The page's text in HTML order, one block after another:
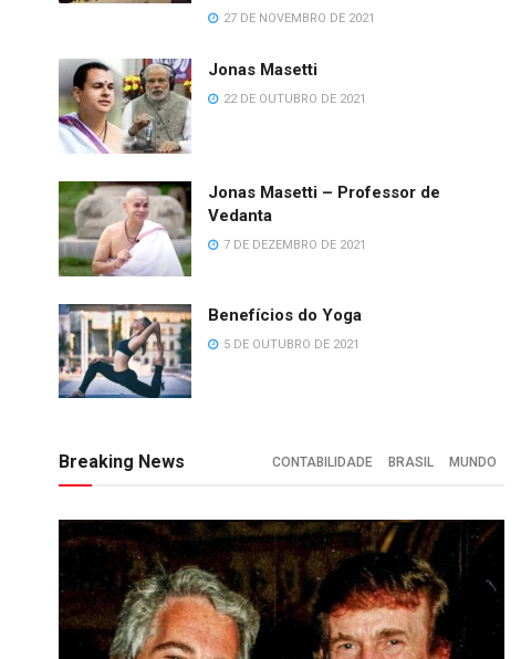
27 DE NOVEMBRO DE 2021
Jonas Masetti
22 DE OUTUBRO DE 2021
Jonas Masetti – Professor de
Vedanta
7 DE DEZEMBRO DE 2021
Benefícios do Yoga
5 DE OUTUBRO DE 2021
Breaking News CONTABILIDADE BRASIL MUNDO